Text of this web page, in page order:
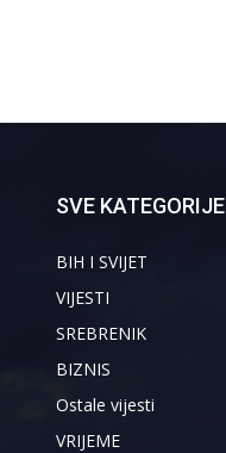
SVE KATEGORIJE
BIH I SVIJET
VIJESTI
SREBRENIK
BIZNIS
Ostale vijesti
VRIJEME